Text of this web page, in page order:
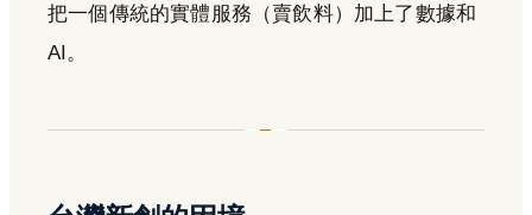
把一個傳統的實體服務（賣飲料）加上了數據和
AI。